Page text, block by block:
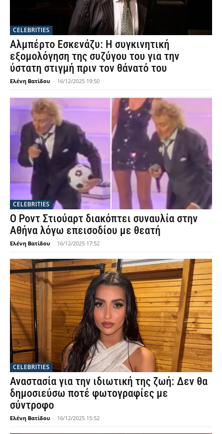
CELEBRITIES
Αλμπέρτο Εσκενάζυ: Η συγκινητική
εξομολόγηση της συζύγου του για την
ύστατη στιγμή πριν τον θάνατό του
Ελένη Βατίδου - 16/12/2025 19:50
CELEBRITIES
Ο Ροντ Στιούαρτ διακόπτει συναυλία στην
Αθήνα λόγω επεισοδίου με θεατή
Ελένη Βατίδου - 16/12/2025 17:52
CELEBRITIES
Αναστασία για την ιδιωτική της ζωή: Δεν θα
δημοσιεύσω ποτέ φωτογραφίες με
σύντροφο
Ελένη Βατίδου - 16/12/2025 15:52